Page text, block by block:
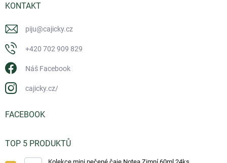
KONTAKT
piju@cajicky.cz
+420 702 909 829
Náš Facebook
cajicky.cz/
FACEBOOK
TOP 5 PRODUKTŮ